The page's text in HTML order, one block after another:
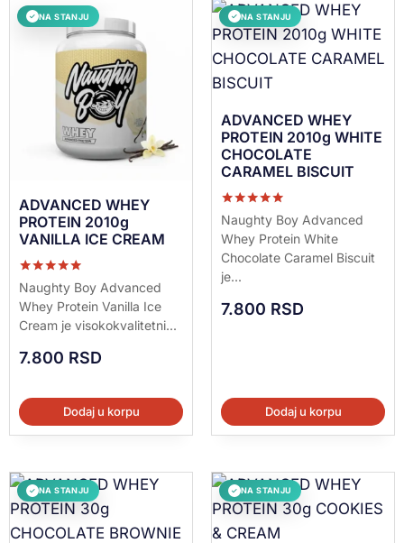
✓ NA STANJU
ADVANCED WHEY
PROTEIN 2010g
VANILLA ICE CREAM
Ocenjeno sa
5.00
od 5
Naughty Boy Advanced
Whey Protein Vanilla Ice
Cream je visokokvalitetni...
7.800 RSD
Dodaj u korpu
✓ NA STANJU
ADVANCED WHEY
PROTEIN 2010g WHITE
CHOCOLATE
CARAMEL BISCUIT
Ocenjeno sa
5.00
od 5
Naughty Boy Advanced
Whey Protein White
Chocolate Caramel Biscuit
je...
7.800 RSD
Dodaj u korpu
✓ NA STANJU ✓ NA STANJU